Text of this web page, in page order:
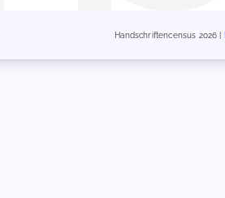
Handschriftencensus 2026 |